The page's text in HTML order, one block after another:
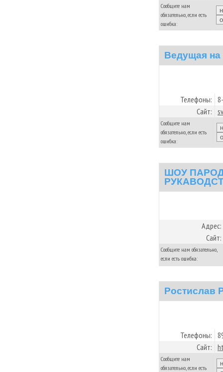
Сообщите нам
обязательно, если есть
ошибка:
Ведущая на
Телефоны:
Сайт:
Сообщите нам
обязательно, если есть
ошибка:
ШОУ
Адрес:
Сайт:
Сообщите нам обязательно,
если есть ошибка:
Ростислав
Телефоны:
Сайт:
Сообщите нам
обязательно, если есть